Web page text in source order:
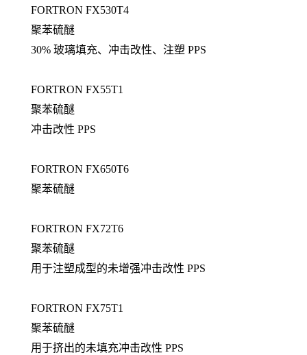
FORTRON FX530T4
聚苯硫醚
30% 玻璃填充、冲击改性、注塑 PPS
FORTRON FX55T1
聚苯硫醚
冲击改性 PPS
FORTRON FX650T6
聚苯硫醚
FORTRON FX72T6
聚苯硫醚
用于注塑成型的未增强冲击改性 PPS
FORTRON FX75T1
聚苯硫醚
用于挤出的未填充冲击改性 PPS